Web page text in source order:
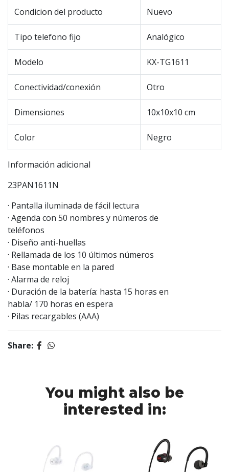
Condicion del producto Nuevo
Tipo telefono fijo Analógico
Modelo KX-TG1611
Conectividad/conexión Otro
Dimensiones 10x10x10 cm
Color Negro
Información adicional
23PAN1611N
· Pantalla iluminada de fácil lectura
· Agenda con 50 nombres y números de
teléfonos
· Diseño anti-huellas
· Rellamada de los 10 últimos números
· Base montable en la pared
· Alarma de reloj
· Duración de la batería: hasta 15 horas en
habla/ 170 horas en espera
· Pilas recargables (AAA)
Share:
You might also be
interested in: